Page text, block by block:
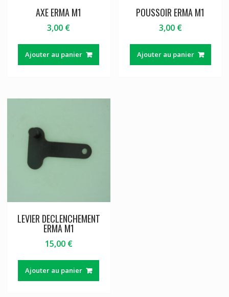
AXE ERMA M1
3,00 €
Ajouter au panier
POUSSOIR ERMA M1
3,00 €
Ajouter au panier
LEVIER DECLENCHEMENT
ERMA M1
15,00 €
Ajouter au panier